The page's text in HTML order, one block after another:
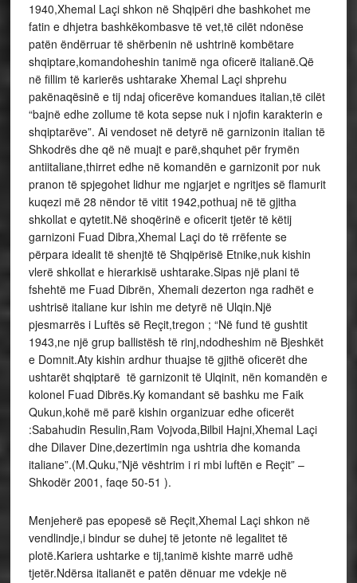
1940,Xhemal Laçi shkon në Shqipëri dhe bashkohet me
fatin e dhjetra bashkëkombasve të vet,të cilët ndonëse
patën ëndërruar të shërbenin në ushtrinë kombëtare
shqiptare,komandoheshin tanimë nga oficerë italianë.Që
në fillim të karierës ushtarake Xhemal Laçi shprehu
pakënaqësinë e tij ndaj oficerëve komandues italian,të cilët
“bajnë edhe zollume të kota sepse nuk i njofin karakterin e
shqiptarëve”. Ai vendoset në detyrë në garnizonin italian të
Shkodrës dhe që në muajt e parë,shquhet për frymën
antiitaliane,thirret edhe në komandën e garnizonit por nuk
pranon të spjegohet lidhur me ngjarjet e ngritjes së flamurit
kuqezi më 28 nëndor të vitit 1942,pothuaj në të gjitha
shkollat e qytetit.Në shoqërinë e oficerit tjetër të këtij
garnizoni Fuad Dibra,Xhemal Laçi do të rrëfente se
përpara idealit të shenjtë të Shqipërisë Etnike,nuk kishin
vlerë shkollat e hierarkisë ushtarake.Sipas një plani të
fshehtë me Fuad Dibrën, Xhemali dezerton nga radhët e
ushtrisë italiane kur ishin me detyrë në Ulqin.Një
pjesmarrës i Luftës së Reçit,tregon ; “Në fund të gushtit
1943,ne një grup ballistësh të rinj,ndodheshim në Bjeshkët
e Domnit.Aty kishin ardhur thuajse të gjithë oficerët dhe
ushtarët shqiptarë të garnizonit të Ulqinit, nën komandën e
kolonel Fuad Dibrës.Ky komandant së bashku me Faik
Qukun,kohë më parë kishin organizuar edhe oficerët
:Sabahudin Resulin,Ram Vojvoda,Bilbil Hajni,Xhemal Laçi
dhe Dilaver Dine,dezertimin nga ushtria dhe komanda
italiane”.(M.Quku,”Një vështrim i ri mbi luftën e Reçit” –
Shkodër 2001, faqe 50-51 ).
Menjeherë pas epopesë së Reçit,Xhemal Laçi shkon në
vendlindje,i bindur se duhej të jetonte në legalitet të
plotë.Kariera ushtarke e tij,tanimë kishte marrë udhë
tjetër.Ndërsa italianët e patën dënuar me vdekje në